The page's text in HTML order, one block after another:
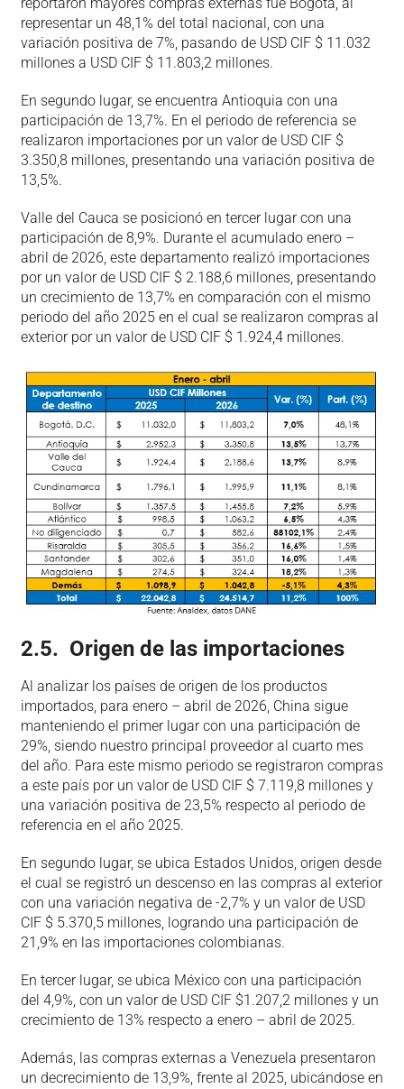
representar un 48,1% del total nacional, con una
variación positiva de 7%, pasando de USD CIF $ 11.032
millones a USD CIF $ 11.803,2 millones.
En segundo lugar, se encuentra Antioquia con una
participación de 13,7%. En el periodo de referencia se
realizaron importaciones por un valor de USD CIF $
3.350,8 millones, presentando una variación positiva de
13,5%.
Valle del Cauca se posicionó en tercer lugar con una
participación de 8,9%. Durante el acumulado enero –
abril de 2026, este departamento realizó importaciones
por un valor de USD CIF $ 2.188,6 millones, presentando
un crecimiento de 13,7% en comparación con el mismo
periodo del año 2025 en el cual se realizaron compras al
exterior por un valor de USD CIF $ 1.924,4 millones.
2.5. Origen de las importaciones
Al analizar los países de origen de los productos
importados, para enero – abril de 2026, China sigue
manteniendo el primer lugar con una participación de
29%, siendo nuestro principal proveedor al cuarto mes
del año. Para este mismo periodo se registraron compras
a este país por un valor de USD CIF $ 7.119,8 millones y
una variación positiva de 23,5% respecto al periodo de
referencia en el año 2025.
En segundo lugar, se ubica Estados Unidos, origen desde
el cual se registró un descenso en las compras al exterior
con una variación negativa de -2,7% y un valor de USD
CIF $ 5.370,5 millones, logrando una participación de
21,9% en las importaciones colombianas.
En tercer lugar, se ubica México con una participación
del 4,9%, con un valor de USD CIF $1.207,2 millones y un
crecimiento de 13% respecto a enero – abril de 2025.
Además, las compras externas a Venezuela presentaron
un decrecimiento de 13,9%, frente al 2025, ubicándose en